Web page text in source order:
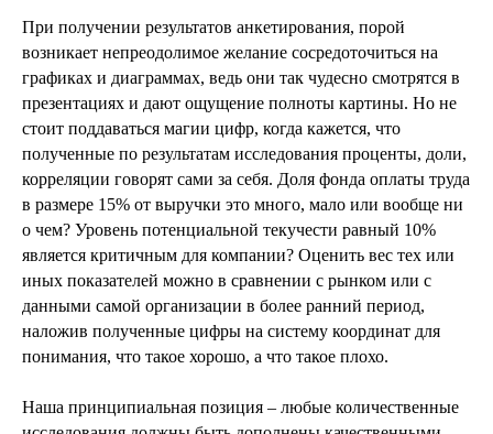
При получении результатов анкетирования, порой
возникает непреодолимое желание сосредоточиться на
графиках и диаграммах, ведь они так чудесно смотрятся в
презентациях и дают ощущение полноты картины. Но не
стоит поддаваться магии цифр, когда кажется, что
полученные по результатам исследования проценты, доли,
корреляции говорят сами за себя. Доля фонда оплаты труда
в размере 15% от выручки это много, мало или вообще ни
о чем? Уровень потенциальной текучести равный 10%
является критичным для компании? Оценить вес тех или
иных показателей можно в сравнении с рынком или с
данными самой организации в более ранний период,
наложив полученные цифры на систему координат для
понимания, что такое хорошо, а что такое плохо.
Наша принципиальная позиция – любые количественные